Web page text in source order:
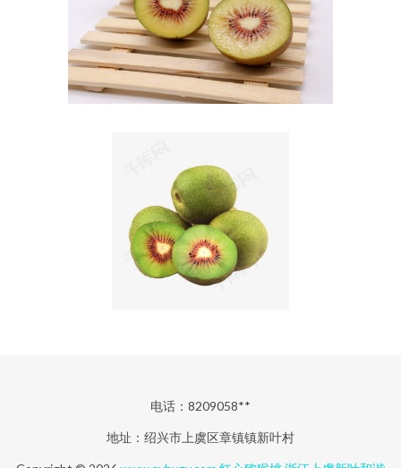
电话：8209058**
地址：绍兴市上虞区章镇镇新叶村